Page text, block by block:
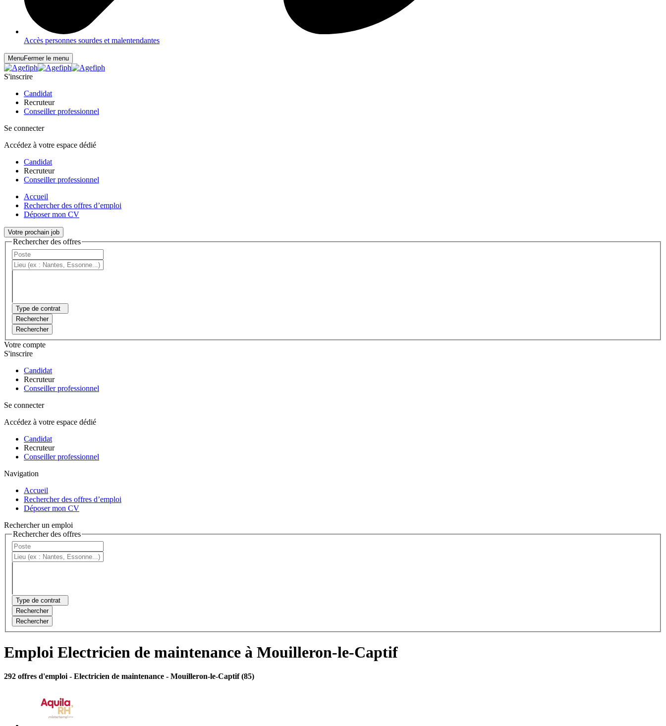
Accès personnes sourdes et malentendantes
MenuFermer le menu
S'inscrire
Candidat
Recruteur
Conseiller professionnel
Se connecter
Accédez à votre espace dédié
Candidat
Recruteur
Conseiller professionnel
Accueil
Rechercher des offres d’emploi
Déposer mon CV
Votre prochain job
Rechercher des offres
Type de contrat
Rechercher
Rechercher
Votre compte
S'inscrire
Candidat
Recruteur
Conseiller professionnel
Se connecter
Accédez à votre espace dédié
Candidat
Recruteur
Conseiller professionnel
Navigation
Accueil
Rechercher des offres d’emploi
Déposer mon CV
Rechercher un emploi
Rechercher des offres
Type de contrat
Rechercher
Rechercher
Emploi Electricien de maintenance à Mouilleron-le-Captif
292 offres d'emploi - Electricien de maintenance - Mouilleron-le-Captif (85)